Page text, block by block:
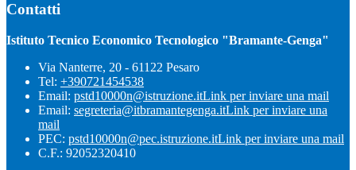
Contatti
Istituto Tecnico Economico Tecnologico "Bramante-Genga"
Via Nanterre, 20 - 61122 Pesaro
Tel: +390721454538
Email: pstd10000n@istruzione.itLink per inviare una mail
Email: segreteria@itbramantegenga.itLink per inviare una
mail
PEC: pstd10000n@pec.istruzione.itLink per inviare una mail
C.F.: 92052320410